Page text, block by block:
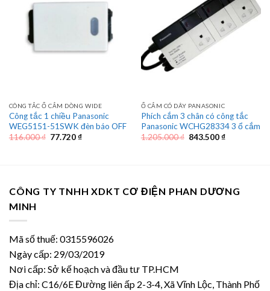
CÔNG TẮC Ổ CẮM DÒNG WIDE
Công tắc 1 chiều Panasonic
WEG5151-51SWK đèn báo OFF
116.000₫ Giá
77.720₫Giá
Ổ CẮM CÓ DÂY PANASONIC
Phích cắm 3 chân có công tắc
Panasonic WCHG28334 3 ổ cắm
1.205.000₫ Giá
843.500₫Giá
CÔNG TY TNHH XDKT CƠ ĐIỆN PHAN DƯƠNG
MINH
Mã số thuế: 0315596026
Ngày cấp: 29/03/2019
Nơi cấp: Sở kế hoạch và đầu tư TP.HCM
Địa chỉ: C16/6E Đường liên ấp 2-3-4, Xã Vĩnh Lộc, Thành Phố